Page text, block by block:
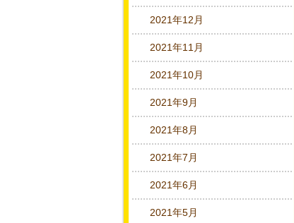
2021年12月
2021年11月
2021年10月
2021年9月
2021年8月
2021年7月
2021年6月
2021年5月